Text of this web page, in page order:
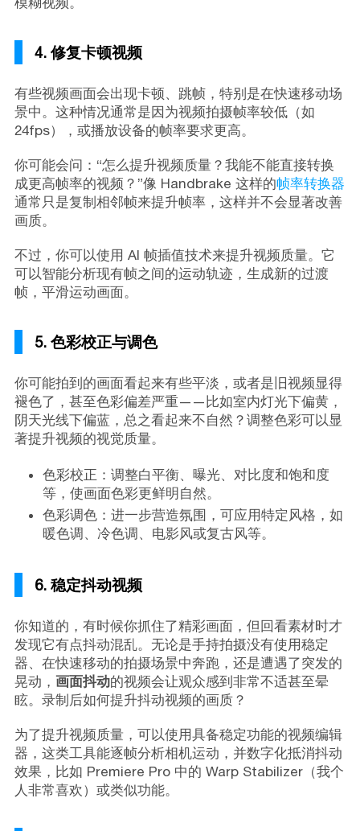
4. 修复卡顿视频
有些视频画面会出现卡顿、跳帧，特别是在快速移动场
景中。这种情况通常是因为视频拍摄帧率较低（如
24fps），或播放设备的帧率要求更高。
你可能会问：“怎么提升视频质量？我能不能直接转换
成更高帧率的视频？”像 Handbrake 这样的帧率转换器
通常只是复制相邻帧来提升帧率，这样并不会显著改善
画质。
不过，你可以使用 AI 帧插值技术来提升视频质量。它
可以智能分析现有帧之间的运动轨迹，生成新的过渡
帧，平滑运动画面。
5. 色彩校正与调色
你可能拍到的画面看起来有些平淡，或者是旧视频显得
褪色了，甚至色彩偏差严重——比如室内灯光下偏黄，
阴天光线下偏蓝，总之看起来不自然？调整色彩可以显
著提升视频的视觉质量。
色彩校正：调整白平衡、曝光、对比度和饱和度
等，使画面色彩更鲜明自然。
色彩调色：进一步营造氛围，可应用特定风格，如
暖色调、冷色调、电影风或复古风等。
6. 稳定抖动视频
你知道的，有时候你抓住了精彩画面，但回看素材时才
发现它有点抖动混乱。无论是手持拍摄没有使用稳定
器、在快速移动的拍摄场景中奔跑，还是遭遇了突发的
晃动， 画面抖动的视频会让观众感到非常不适甚至晕
眩。录制后如何提升抖动视频的画质？
为了提升视频质量，可以使用具备稳定功能的视频编辑
器，这类工具能逐帧分析相机运动，并数字化抵消抖动
效果，比如 Premiere Pro 中的 Warp Stabilizer（我个
人非常喜欢）或类似功能。